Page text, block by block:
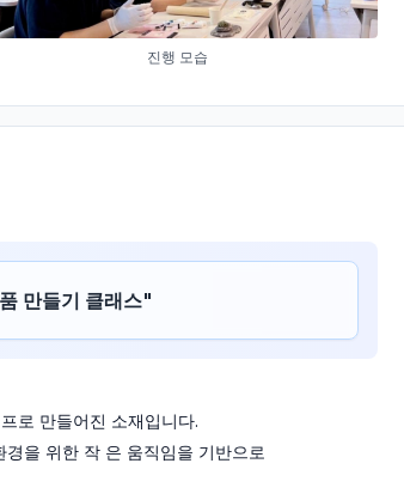
진행 모습
만들기 클래스"
로 만들어진 소재입니다.
을 위한 작 은 움직임을 기반으로